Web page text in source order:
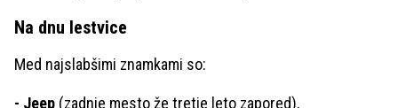
Na dnu lestvice
Med najslabšimi znamkami so:
- Jeep (zadnje mesto že tretje leto zapored),